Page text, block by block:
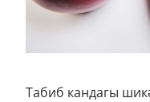
Табиб кандагы